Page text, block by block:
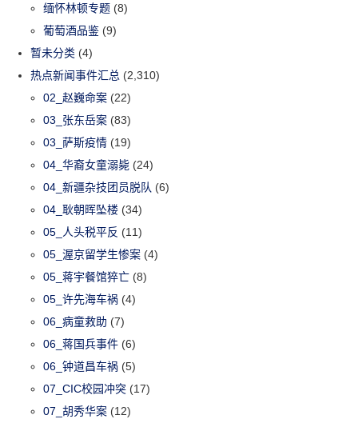
缅怀林顿专题 (8)
葡萄酒品鉴 (9)
暂未分类 (4)
热点新闻事件汇总 (2,310)
02_赵巍命案 (22)
03_张东岳案 (83)
03_萨斯疫情 (19)
04_华裔女童溺毙 (24)
04_新疆杂技团员脱队 (6)
04_耿朝晖坠楼 (34)
05_人头税平反 (11)
05_渥京留学生惨案 (4)
05_蒋宇餐馆猝亡 (8)
05_许先海车祸 (4)
06_病童救助 (7)
06_蒋国兵事件 (6)
06_钟道昌车祸 (5)
07_CIC校园冲突 (17)
07_胡秀华案 (12)